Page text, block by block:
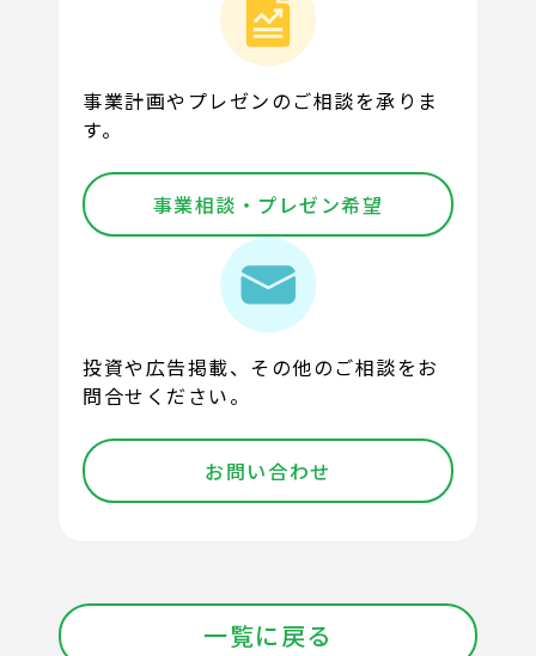
事業計画やプレゼンのご相談を承りま
す。
事業相談・プレゼン希望
投資や広告掲載、その他のご相談をお
問合せください。
お問い合わせ
一覧に戻る